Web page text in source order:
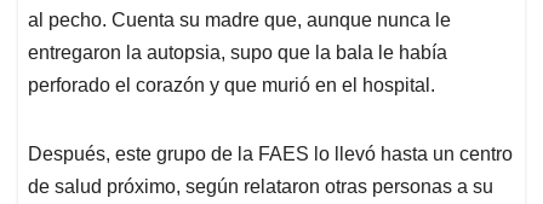
al pecho. Cuenta su madre que, aunque nunca le
entregaron la autopsia, supo que la bala le había
perforado el corazón y que murió en el hospital.
Después, este grupo de la FAES lo llevó hasta un centro
de salud próximo, según relataron otras personas a su